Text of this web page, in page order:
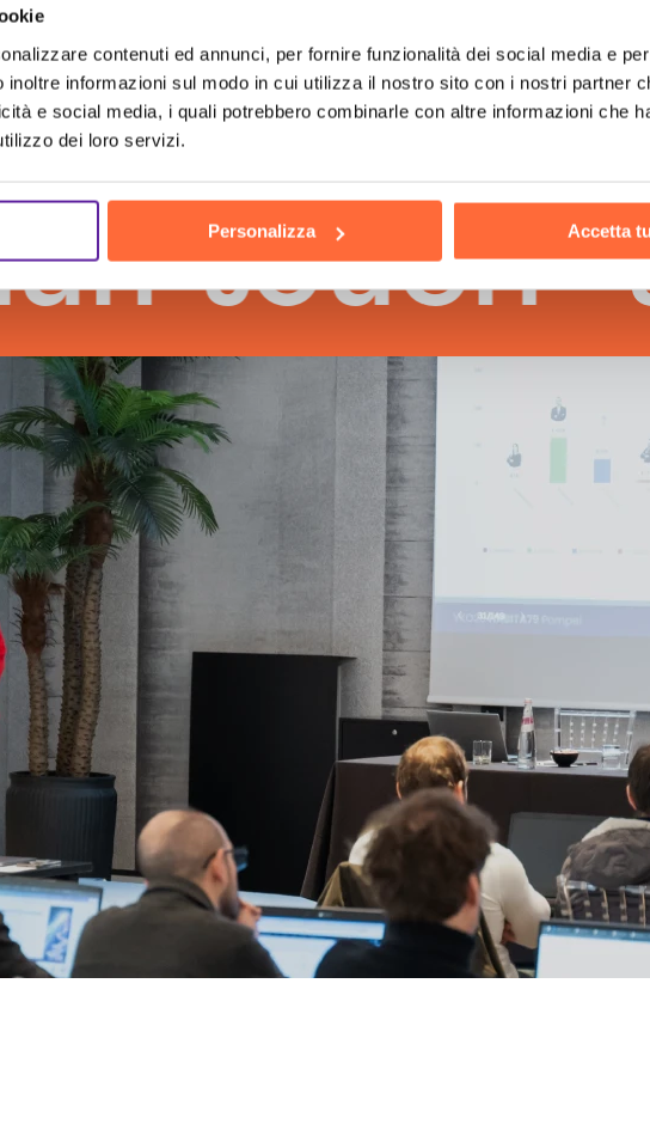
contenuti ed annunci, per fornire funzionalità dei social media e
inoltre informazioni sul modo in cui utilizza il nostro sito con i nostri partner
e social media, i quali potrebbero combinarle con altre informazioni che
dei loro servizi.
Personalizza Accetta
the